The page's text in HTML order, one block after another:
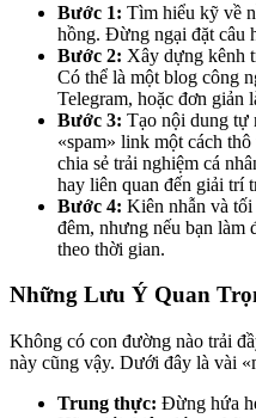
Bước 1: Tìm hiểu kỹ về
hồng. Đừng ngại đặt câu
Bước 2: Xây dựng kênh
Có thể là một blog công
Telegram, hoặc đơn giản
Bước 3: Tạo nội dung
«spam» link một cách
chia sẻ trải nghiệm cá
hay liên quan đến giải trí
Bước 4: Kiên nhẫn và
đêm, nhưng nếu bạn làm
theo thời gian.
Những Lưu Ý Quan
Không có con đường nào trải
này cũng vậy. Dưới đây là vài
Trung thực: Đừng hứa